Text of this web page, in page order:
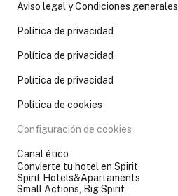
Aviso legal y Condiciones generales
Política de privacidad
Política de privacidad
Política de privacidad
Política de cookies
Configuración de cookies
Canal ético
Convierte tu hotel en Spirit
Spirit Hotels&Apartaments
Small Actions, Big Spirit